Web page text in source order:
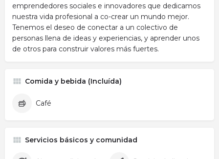
emprendedores sociales e innovadores que dedicamos
nuestra vida profesional a co-crear un mundo mejor.
Tenemos el deseo de conectar a un colectivo de
personas llena de ideas y experiencias, y aprender unos
de otros para construir valores más fuertes.
Comida y bebida (Incluída)
Café
Servicios básicos y comunidad